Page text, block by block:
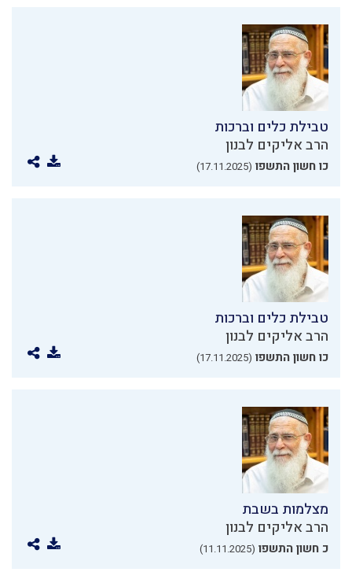
טבילת כלים וברכות
הרב אליקים לבנון
כו חשון התשפו (17.11.2025)
טבילת כלים וברכות
הרב אליקים לבנון
כו חשון התשפו (17.11.2025)
מצלמות בשבת
הרב אליקים לבנון
כ חשון התשפו (11.11.2025)